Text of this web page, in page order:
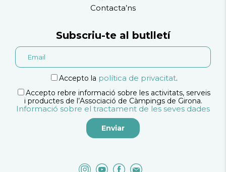
Contacta’ns
Subscriu-te al butlletí
Accepto la política de privacitat.
Accepto rebre informació sobre les activitats, serveis
i productes de l’Associació de Càmpings de Girona.
Informació sobre el tractament de les seves dades